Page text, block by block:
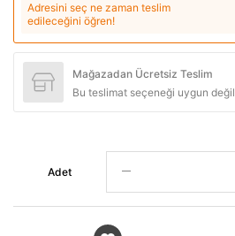
Adresini seç ne zaman teslim
edileceğini öğren!
Mağazadan Ücretsiz Teslim
Bu teslimat seçeneği uygun değil
Adet